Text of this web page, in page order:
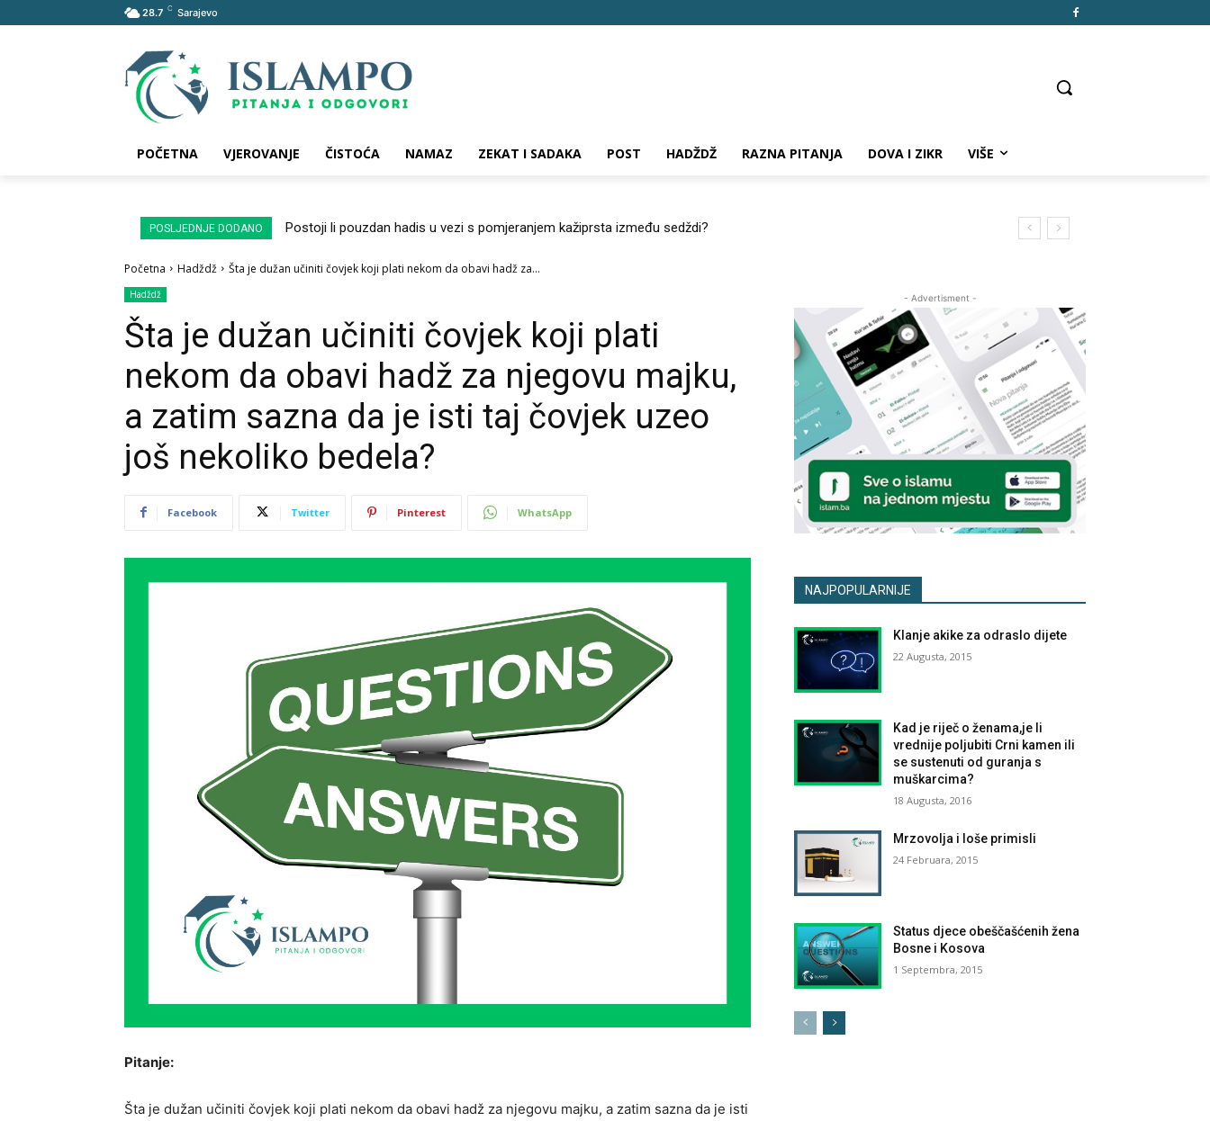
28.7 C Sarajevo
POČETNA VJEROVANJE ČISTOĆA NAMAZ ZEKAT I SADAKA POST HADŽDŽ RAZNA PITANJA DOVA I ZIKR VIŠE
POSLJEDNJE DODANO Postoji li pouzdan hadis u vezi s pomjeranjem kažiprsta između sedždi?
Početna Hadždž Šta je dužan učiniti čovjek koji plati nekom da obavi hadž za...
Hadždž
Šta je dužan učiniti čovjek koji plati
nekom da obavi hadž za njegovu majku,
a zatim sazna da je isti taj čovjek uzeo
još nekoliko bedela?
Facebook Twitter Pinterest WhatsApp
Pitanje:
Šta je dužan učiniti čovjek koji plati nekom da obavi hadž za njegovu majku, a zatim sazna da je isti
- Advertisment -
NAJPOPULARNIJE
Klanje akike za odraslo dijete
22 Augusta, 2015
Kad je riječ o ženama,je li
vrednije poljubiti Crni kamen ili
se sustenuti od guranja s
muškarcima?
18 Augusta, 2016
Mrzovolja i loše primisli
24 Februara, 2015
Status djece obeščašćenih žena
Bosne i Kosova
1 Septembra, 2015